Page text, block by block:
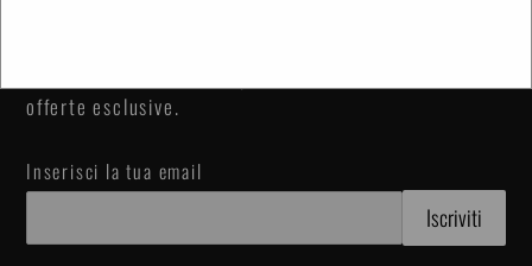
offerte esclusive.
Inserisci la tua email